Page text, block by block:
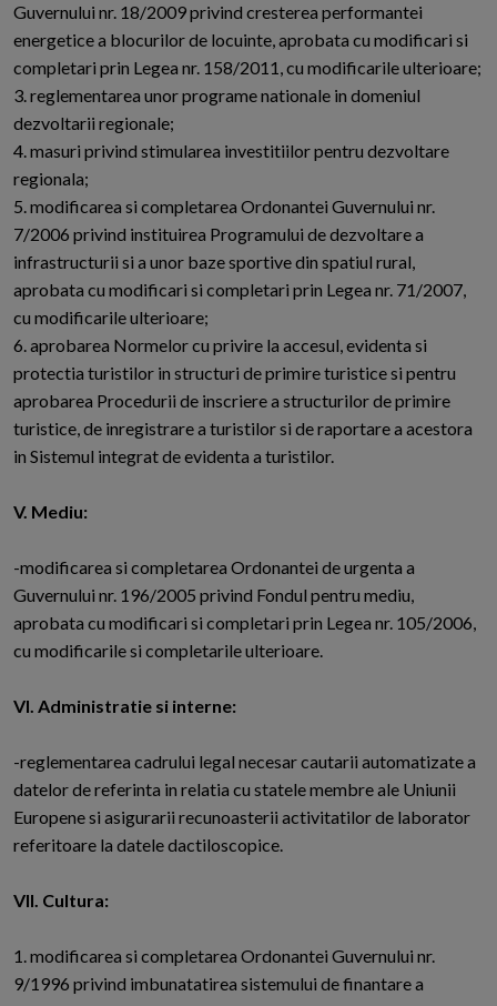
Guvernului nr. 18/2009 privind cresterea performantei
energetice a blocurilor de locuinte, aprobata cu modificari si
completari prin Legea nr. 158/2011, cu modificarile ulterioare;
3. reglementarea unor programe nationale in domeniul
dezvoltarii regionale;
4. masuri privind stimularea investitiilor pentru dezvoltare
regionala;
5. modificarea si completarea Ordonantei Guvernului nr.
7/2006 privind instituirea Programului de dezvoltare a
infrastructurii si a unor baze sportive din spatiul rural,
aprobata cu modificari si completari prin Legea nr. 71/2007,
cu modificarile ulterioare;
6. aprobarea Normelor cu privire la accesul, evidenta si
protectia turistilor in structuri de primire turistice si pentru
aprobarea Procedurii de inscriere a structurilor de primire
turistice, de inregistrare a turistilor si de raportare a acestora
in Sistemul integrat de evidenta a turistilor.
V. Mediu:
-modificarea si completarea Ordonantei de urgenta a
Guvernului nr. 196/2005 privind Fondul pentru mediu,
aprobata cu modificari si completari prin Legea nr. 105/2006,
cu modificarile si completarile ulterioare.
VI. Administratie si interne:
-reglementarea cadrului legal necesar cautarii automatizate a
datelor de referinta in relatia cu statele membre ale Uniunii
Europene si asigurarii recunoasterii activitatilor de laborator
referitoare la datele dactiloscopice.
VII. Cultura:
1. modificarea si completarea Ordonantei Guvernului nr.
9/1996 privind imbunatatirea sistemului de finantare a